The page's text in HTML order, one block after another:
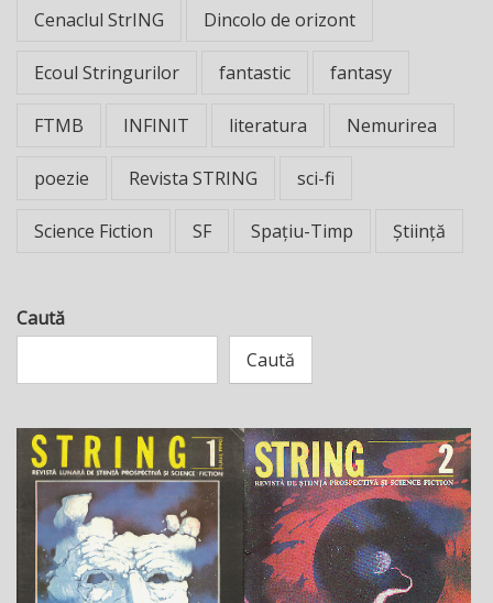
Cenaclul StrING Dincolo de orizont
Ecoul Stringurilor fantastic fantasy
FTMB INFINIT literatura Nemurirea
poezie Revista STRING sci-fi
Science Fiction SF Spațiu-Timp Știință
Caută
Caută